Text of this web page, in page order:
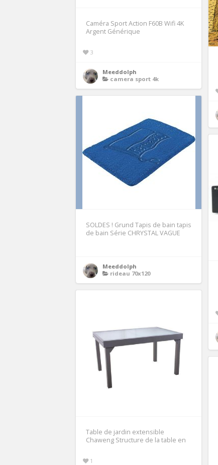
Caméra Sport Action F60B Wifi 4K
Argent Générique
3
Meeddolph
camera sport 4k
SOLDES ! Grund Tapis de bain tapis
de bain Série CHRYSTAL VAGUE
Meeddolph
rideau 70x120
Table de jardin extensible
Chaweng Structure de la table en
1